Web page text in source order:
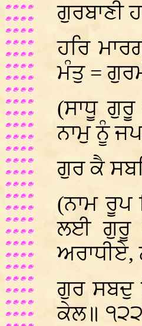
ਗੁਰਬਾਣੀ
ਹਰਿ
ਮੰਤੁ =
(ਸਾਧੂ
ਨਾਮੁ ਨੂੰ
ਗੁਰ ਕੈ
(ਨਾਮ
ਲਈ ਗੁਰੂ
ਅਰਾਧੀਏ,
ਗੁਰ ਸਬਦੁ
ਕੇਲ॥